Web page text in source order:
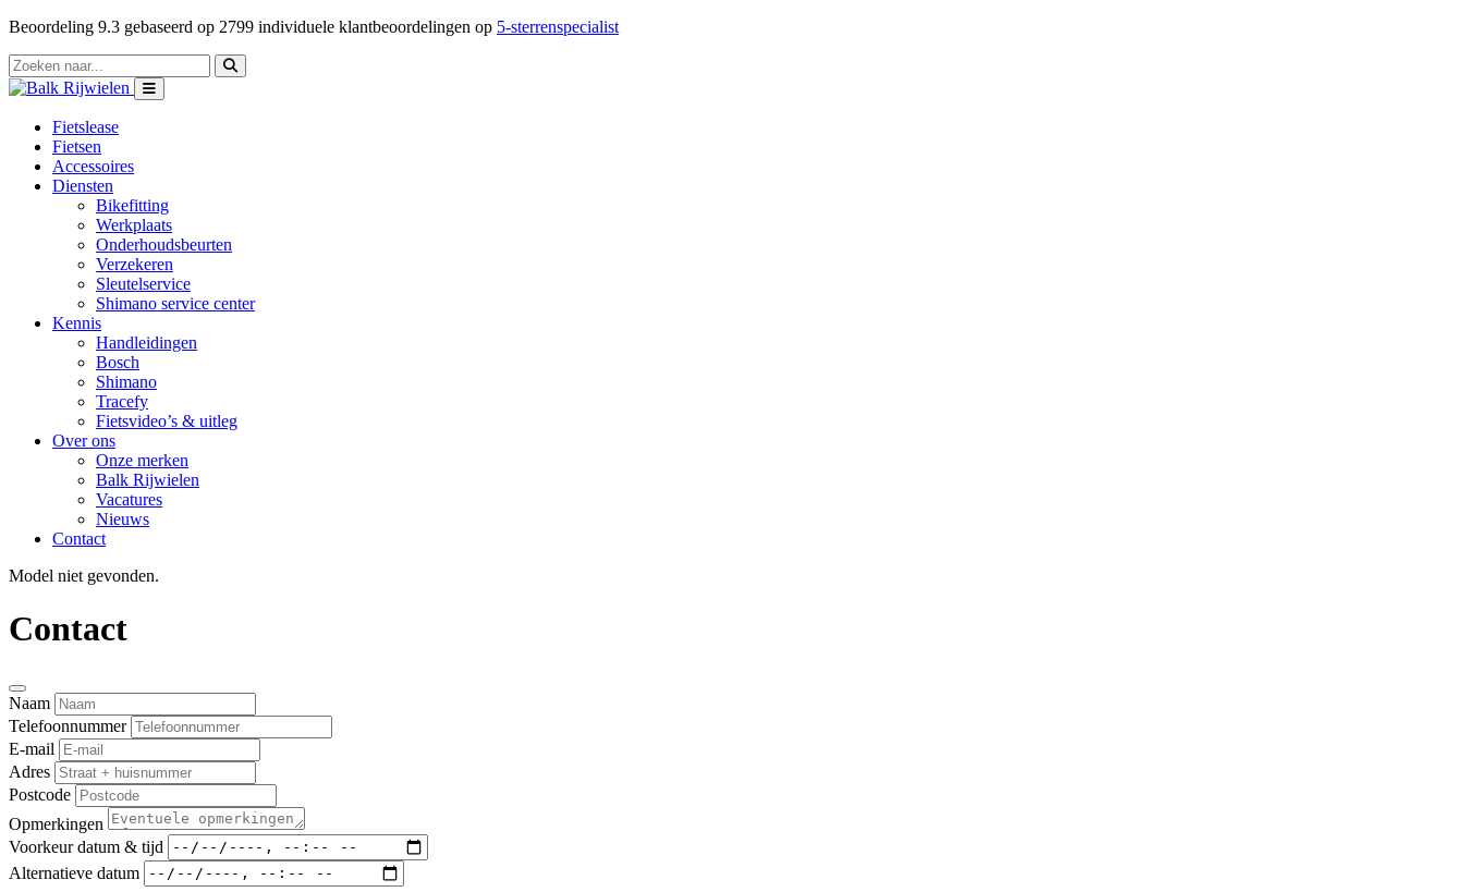
Beoordeling 9.3 gebaseerd op 2799 individuele klantbeoordelingen op 5-sterrenspecialist
Fietslease
Fietsen
Accessoires
Diensten
Bikefitting
Werkplaats
Onderhoudsbeurten
Verzekeren
Sleutelservice
Shimano service center
Kennis
Handleidingen
Bosch
Shimano
Tracefy
Fietsvideo’s & uitleg
Over ons
Onze merken
Balk Rijwielen
Vacatures
Nieuws
Contact
Model niet gevonden.
Contact
Naam
Telefoonnummer
E-mail
Adres
Postcode
Opmerkingen
Voorkeur datum & tijd
Alternatieve datum